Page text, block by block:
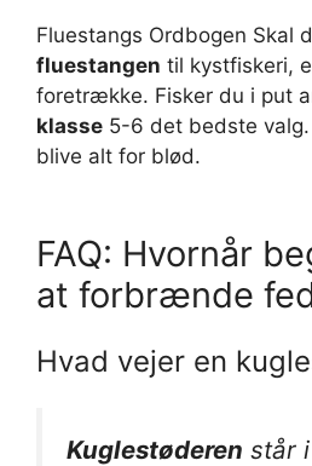
Fluestangs Ordbogen Skal
fluestangen til kystfiskeri,
foretrække. Fisker du i put
klasse 5-6 det bedste valg.
blive alt for blød.
FAQ: Hvornår
at forbrænde
Hvad vejer en
Kuglestøderen står